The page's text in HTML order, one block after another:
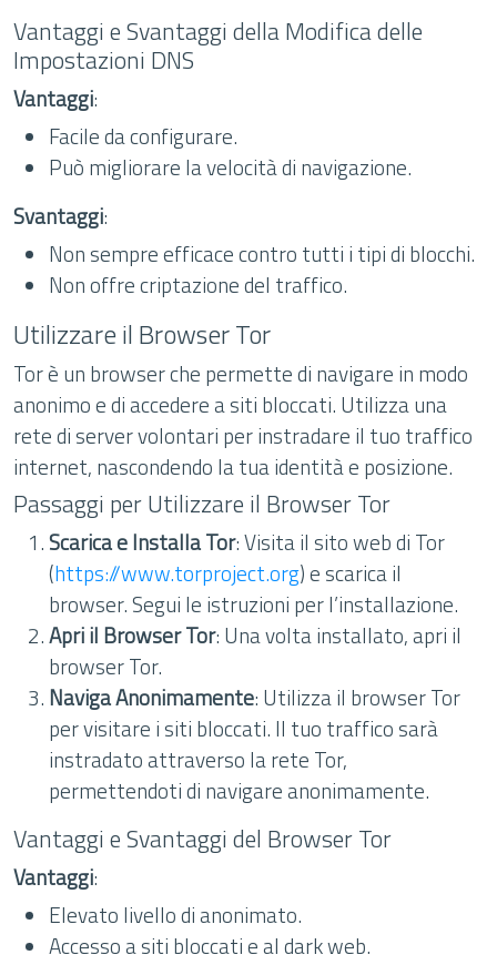
Vantaggi e Svantaggi della Modifica delle
Impostazioni DNS
Vantaggi:
Facile da configurare.
Può migliorare la velocità di navigazione.
Svantaggi:
Non sempre efficace contro tutti i tipi di blocchi.
Non offre criptazione del traffico.
Utilizzare il Browser Tor
Tor è un browser che permette di navigare in modo
anonimo e di accedere a siti bloccati. Utilizza una
rete di server volontari per instradare il tuo traffico
internet, nascondendo la tua identità e posizione.
Passaggi per Utilizzare il Browser Tor
Scarica e Installa Tor: Visita il sito web di Tor
(https://www.torproject.org) e scarica il
browser. Segui le istruzioni per l’installazione.
Apri il Browser Tor: Una volta installato, apri il
browser Tor.
Naviga Anonimamente: Utilizza il browser Tor
per visitare i siti bloccati. Il tuo traffico sarà
instradato attraverso la rete Tor,
permettendoti di navigare anonimamente.
Vantaggi e Svantaggi del Browser Tor
Vantaggi:
Elevato livello di anonimato.
Accesso a siti bloccati e al dark web.